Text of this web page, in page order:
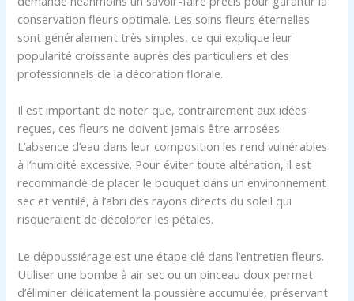
conservation fleurs optimale. Les soins fleurs éternelles
sont généralement très simples, ce qui explique leur
popularité croissante auprès des particuliers et des
professionnels de la décoration florale.
Il est important de noter que, contrairement aux idées
reçues, ces fleurs ne doivent jamais être arrosées.
L’absence d’eau dans leur composition les rend vulnérables
à l’humidité excessive. Pour éviter toute altération, il est
recommandé de placer le bouquet dans un environnement
sec et ventilé, à l’abri des rayons directs du soleil qui
risqueraient de décolorer les pétales.
Le dépoussiérage est une étape clé dans l’entretien fleurs.
Utiliser une bombe à air sec ou un pinceau doux permet
d’éliminer délicatement la poussière accumulée, préservant